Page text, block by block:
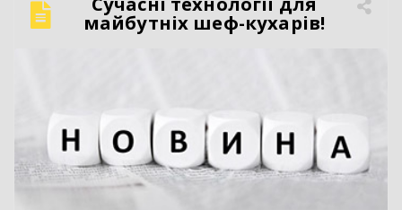
«просто крутити гайки». Це інтелектуальна
праця, комп’ютерна діагностика, знання
майбутніх шеф-кухарів!